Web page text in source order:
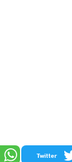
Twitter